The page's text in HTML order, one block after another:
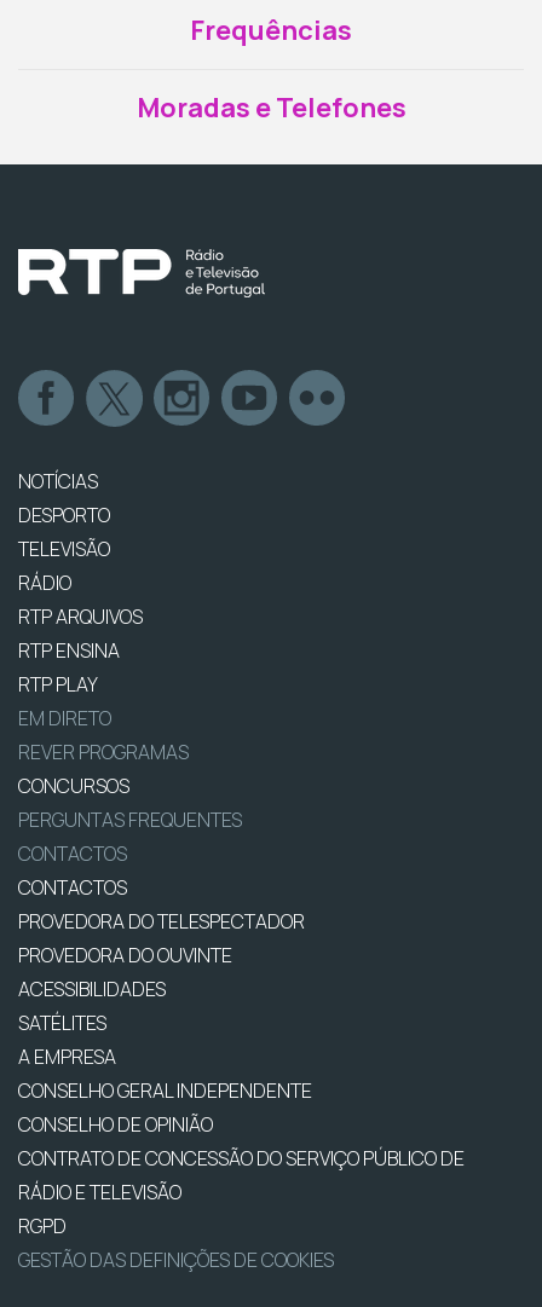
Frequências
Moradas e Telefones
NOTÍCIAS
DESPORTO
TELEVISÃO
RÁDIO
RTP ARQUIVOS
RTP ENSINA
RTP PLAY
EM DIRETO
REVER PROGRAMAS
CONCURSOS
PERGUNTAS FREQUENTES
CONTACTOS
CONTACTOS
PROVEDORA DO TELESPECTADOR
PROVEDORA DO OUVINTE
ACESSIBILIDADES
SATÉLITES
A EMPRESA
CONSELHO GERAL INDEPENDENTE
CONSELHO DE OPINIÃO
CONTRATO DE CONCESSÃO DO SERVIÇO PÚBLICO DE
RÁDIO E TELEVISÃO
RGPD
GESTÃO DAS DEFINIÇÕES DE COOKIES